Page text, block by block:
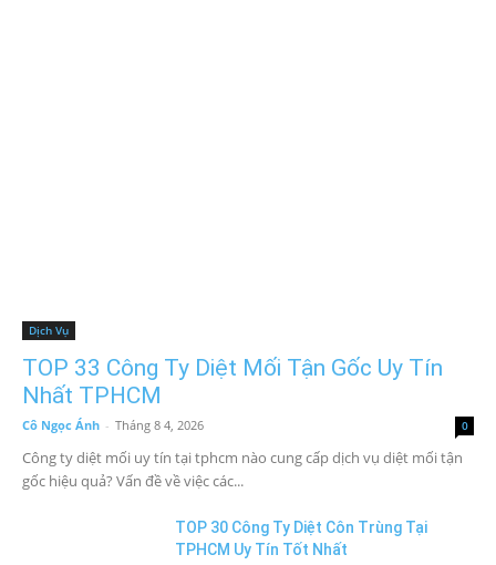
Dịch Vụ
TOP 33 Công Ty Diệt Mối Tận Gốc Uy Tín
Nhất TPHCM
Cô Ngọc Ánh - Tháng 8 4, 2026 0
Công ty diệt mối uy tín tại tphcm nào cung cấp dịch vụ diệt mối tận
gốc hiệu quả? Vấn đề về việc các...
TOP 30 Công Ty Diệt Côn Trùng Tại
TPHCM Uy Tín Tốt Nhất